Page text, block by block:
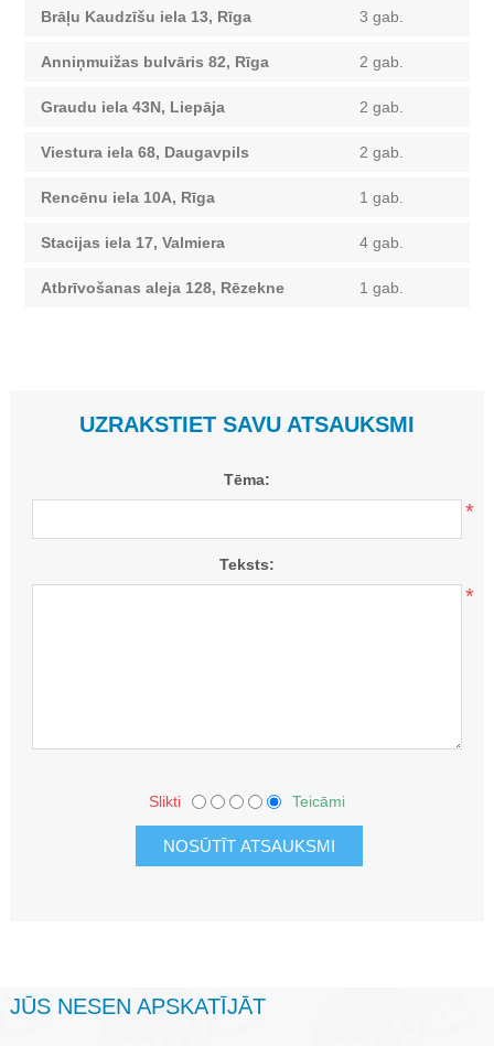
Brāļu Kaudzīšu iela 13, Rīga 3 gab.
Anniņmuižas bulvāris 82, Rīga 2 gab.
Graudu iela 43N, Liepāja 2 gab.
Viestura iela 68, Daugavpils 2 gab.
Rencēnu iela 10A, Rīga 1 gab.
Stacijas iela 17, Valmiera 4 gab.
Atbrīvošanas aleja 128, Rēzekne 1 gab.
UZRAKSTIET SAVU ATSAUKSMI
Tēma:
*
Teksts:
*
Slikti Teicāmi
JŪS NESEN APSKATĪJĀT